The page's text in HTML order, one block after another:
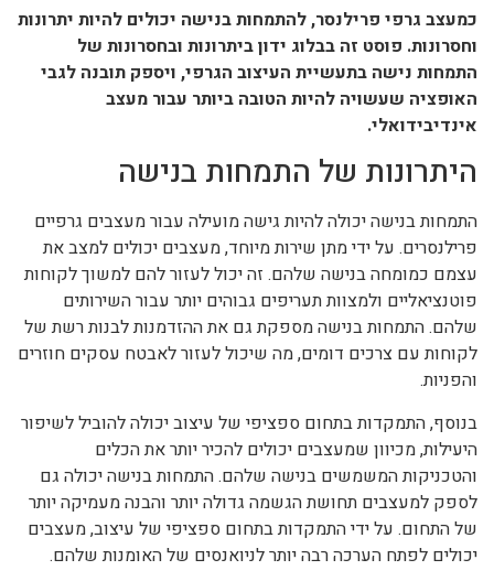
כמעצב גרפי פרילנסר, להתמחות בנישה יכולים להיות יתרונות
וחסרונות. פוסט זה בבלוג ידון ביתרונות ובחסרונות של
התמחות נישה בתעשיית העיצוב הגרפי, ויספק תובנה לגבי
האופציה שעשויה להיות הטובה ביותר עבור מעצב
אינדיבידואלי.
היתרונות של התמחות בנישה
התמחות בנישה יכולה להיות גישה מועילה עבור מעצבים גרפיים
פרילנסרים. על ידי מתן שירות מיוחד, מעצבים יכולים למצב את
עצמם כמומחה בנישה שלהם. זה יכול לעזור להם למשוך לקוחות
פוטנציאליים ולמצוות תעריפים גבוהים יותר עבור השירותים
שלהם. התמחות בנישה מספקת גם את ההזדמנות לבנות רשת של
לקוחות עם צרכים דומים, מה שיכול לעזור לאבטח עסקים חוזרים
והפניות.
בנוסף, התמקדות בתחום ספציפי של עיצוב יכולה להוביל לשיפור
היעילות, מכיוון שמעצבים יכולים להכיר יותר את הכלים
והטכניקות המשמשים בנישה שלהם. התמחות בנישה יכולה גם
לספק למעצבים תחושת הגשמה גדולה יותר והבנה מעמיקה יותר
של התחום. על ידי התמקדות בתחום ספציפי של עיצוב, מעצבים
יכולים לפתח הערכה רבה יותר לניואנסים של האומנות שלהם.